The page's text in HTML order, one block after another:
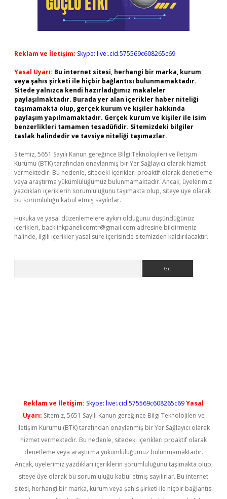
Reklam ve İletişim: Skype: live:.cid.575569c608265c69
Yasal Uyarı: Bu internet sitesi, herhangi bir marka, kurum
veya şahıs şirketi ile hiçbir bağlantısı bulunmamaktadır.
Sitede yalnızca kendi hazırladığımız makaleler
paylaşılmaktadır. Burada yer alan içerikler haber niteliği
taşımamakta olup, gerçek kurum ve kişiler hakkında
paylaşım yapılmamaktadır. Gerçek kurum ve kişiler ile isim
benzerlikleri tamamen tesadüfidir. Sitemizdeki bilgiler
taslak halindedir ve tavsiye niteliği taşımazlar.
Sitemiz, 5651 Sayılı Kanun gereğince Bilgi Teknolojileri ve İletişim
Kurumu (BTK) tarafından onaylanmış bir Yer Sağlayıcı olarak hizmet
vermektedir. Bu nedenle, sitedeki içerikleri proaktif olarak denetleme
veya araştırma yükümlülüğümüz bulunmamaktadır. Ancak, üyelerimiz
yazdıkları içeriklerin sorumluluğunu taşımakta olup, siteye üye olarak
bu sorumluluğu kabul etmiş sayılırlar.
Hukuka ve yasal düzenlemelere aykırı olduğunu düşündüğünüz
içerikleri, backlinkpanelicomtr@gmail.com adresine bildirmeniz
halinde, ilgili içerikler yasal süre içerisinde sitemizden kaldırılacaktır.
Reklam ve İletişim: Skype: live:.cid.575569c608265c69Yasal
Uyarı: Sitemiz, 5651 Sayılı Kanun gereğince Bilgi Teknolojileri ve
İletişim Kurumu (BTK) tarafından onaylanmış bir Yer Sağlayıcı olarak
hizmet vermektedir. Bu nedenle, sitedeki içerikleri proaktif olarak
denetleme veya araştırma yükümlülüğümüz bulunmamaktadır.
Ancak, üyelerimiz yazdıkları içeriklerin sorumluluğunu taşımakta olup,
siteye üye olarak bu sorumluluğu kabul etmiş sayılırlar. Bu internet
sitesi, herhangi bir marka, kurum veya şahıs şirketi ile hiçbir bağlantısı